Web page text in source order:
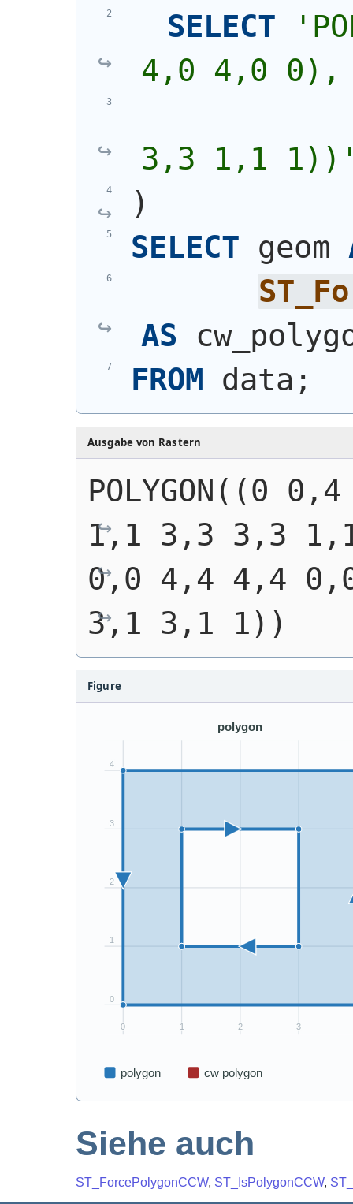
SELECT
'
4,0 4,0 0),
3,3 1,1 1))
)
SELECT geom
AS
FROM data;
Ausgabe von Rastern
POLYGON((0
1,1 3,3 3,3
0,0 4,4 4,4
3,1 3,1 1))
Figure
Siehe auch
ST_ForcePolygonCCW, ST_IsPolygonCCW,